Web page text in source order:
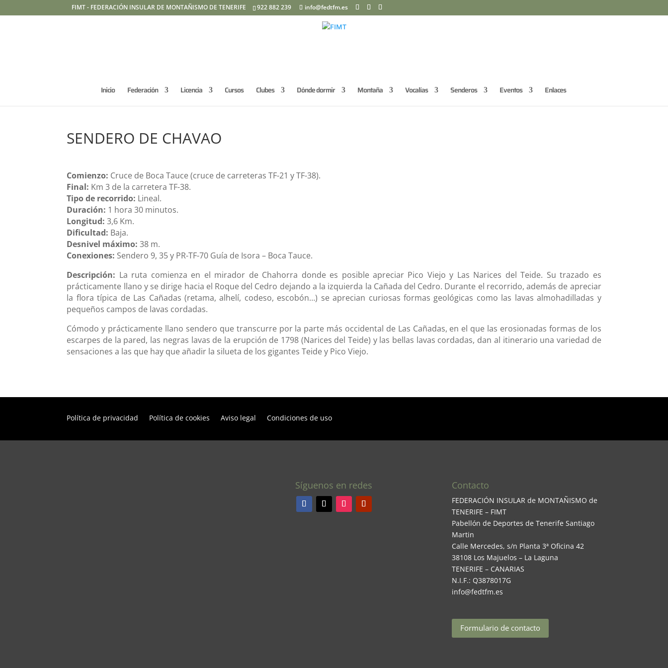
FIMT - FEDERACIÓN INSULAR DE MONTAÑISMO DE TENERIFE 922 882 239 info@fedtfm.es
Inicio Federación Licencia Cursos Clubes Dónde dormir Montaña Vocalías Senderos Eventos Enlaces
SENDERO DE CHAVAO
Comienzo: Cruce de Boca Tauce (cruce de carreteras TF-21 y TF-38).
Final: Km 3 de la carretera TF-38.
Tipo de recorrido: Lineal.
Duración: 1 hora 30 minutos.
Longitud: 3,6 Km.
Dificultad: Baja.
Desnivel máximo: 38 m.
Conexiones: Sendero 9, 35 y PR-TF-70 Guía de Isora – Boca Tauce.
Descripción: La ruta comienza en el mirador de Chahorra donde es posible apreciar Pico Viejo y Las Narices del Teide. Su trazado es
prácticamente llano y se dirige hacia el Roque del Cedro dejando a la izquierda la Cañada del Cedro. Durante el recorrido, además de apreciar
la flora típica de Las Cañadas (retama, alhelí, codeso, escobón…) se aprecian curiosas formas geológicas como las lavas almohadilladas y
pequeños campos de lavas cordadas.
Cómodo y prácticamente llano sendero que transcurre por la parte más occidental de Las Cañadas, en el que las erosionadas formas de los
escarpes de la pared, las negras lavas de la erupción de 1798 (Narices del Teide) y las bellas lavas cordadas, dan al itinerario una variedad de
sensaciones a las que hay que añadir la silueta de los gigantes Teide y Pico Viejo.
Política de privacidad Política de cookies Aviso legal Condiciones de uso
Síguenos en redes Contacto
FEDERACIÓN INSULAR de MONTAÑISMO de
TENERIFE – FIMT
Pabellón de Deportes de Tenerife Santiago
Martin
Calle Mercedes, s/n Planta 3ª Oficina 42
38108 Los Majuelos – La Laguna
TENERIFE – CANARIAS
N.I.F.: Q3878017G
info@fedtfm.es
Formulario de contacto